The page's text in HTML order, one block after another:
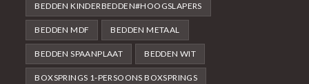
BEDDEN KINDERBEDDEN#HOOGSLAPERS
BEDDEN MDF BEDDEN METAAL
BEDDEN SPAANPLAAT BEDDEN WIT
BOXSPRINGS 1-PERSOONS BOXSPRINGS